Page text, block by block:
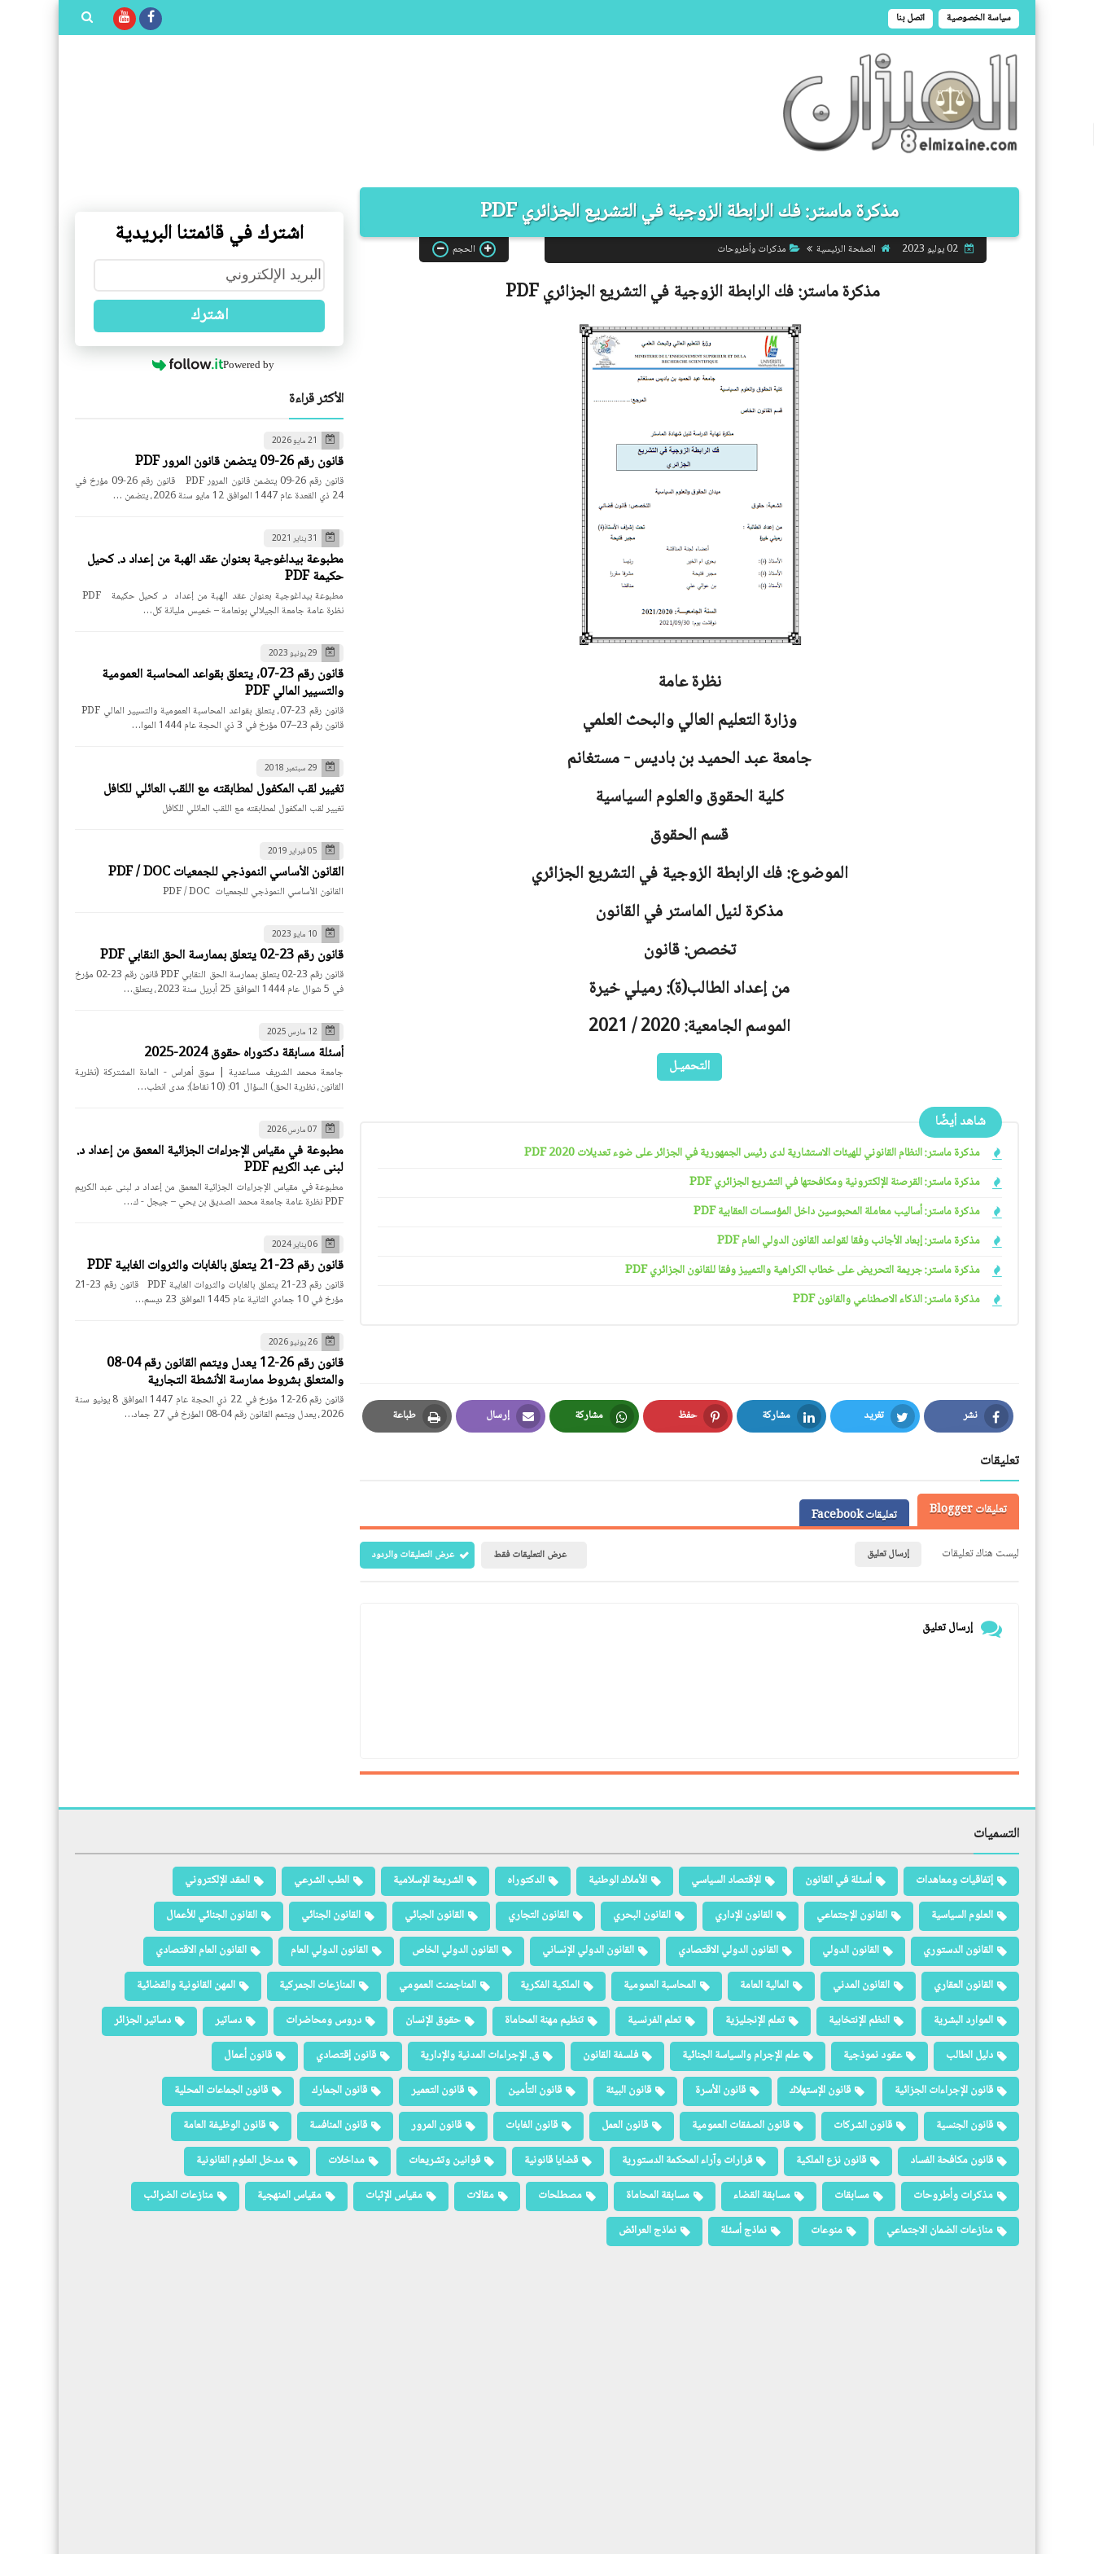
سياسة الخصوصية اتصل بنا
مذكرة ماستر: فك الرابطة الزوجية في التشريع الجزائري PDF
02 يوليو 2023 الصفحة الرئيسية مذكرات وأطروحات الحجم
مذكرة ماستر:فك الرابطة الزوجية في التشريع الجزائريPDF
نظرة عامة
وزارة التعليم العالي والبحث العلمي
جامعةعبد الحميد بن باديس - مستغانم
كلية الحقوق والعلوم السياسية
قسم الحقوق
الموضوع: فك الرابطة الزوجية في التشريع الجزائري
مذكرة لنيل الماستر في القانون
تخصص: قانون
من إعداد الطالب(ة): رميلي خيرة
الموسم الجامعية: 2020 / 2021
التحميـل
شاهد أيضًا
مذكرة ماستر: النظام القانوني للهيئات الاستشارية لدى رئيس الجمهورية في الجزائر على ضوء تعديلات 2020 PDF
مذكرة ماستر: القرصنة الإلكترونية ومكافحتها في التشريع الجزائري PDF
مذكرة ماستر: أساليب معاملة المحبوسين داخل المؤسسات العقابية PDF
مذكرة ماستر: إبعاد الأجانب وفقا لقواعد القانون الدولي العام PDF
مذكرة ماستر: جريمة التحريض على خطاب الكراهية والتمييز وفقا للقانون الجزائري PDF
مذكرة ماستر: الذكاء الاصطناعي والقانون PDF
نشر
Facebook
تغريد
Twitter
مشاركة
LinkedIn
حفظ
Pinterest
مشاركة
Whatsapp
إرسال
Email
طباعة
Print
تعليقات
تعليقات Blogger
تعليقات Facebook
ليست هناك تعليقات
إرسال تعليق عرض التعليقات فقط عرض التعليقات والردود
إرسال تعليق
اشترك في قائمتنا البريدية
اشترك
Powered by
الأكثر قراءة
21 مايو 2026
قانون رقم 26-09 يتضمن قانون المرور PDF
قانون رقم 26-09 يتضمن قانون المرور PDF قانون رقم 26-09 مؤرخ في
24 ذي القعدة عام 1447 الموافق 12 مايو سنة 2026، يتضمن …
31 يناير 2021
مطبوعة بيداغوجية بعنوان عقد الهبة من إعداد د. كحيل
حكيمة PDF
نظرة عامة جامعة الجيلالي بونعامة – خميس مليانة كل…
29 يونيو 2023
قانون رقم 23-07، يتعلق بقواعد المحاسبة العمومية
والتسيير المالي PDF
قانون رقم 23–07 مؤرخ في 3 ذي الحجة عام 1444 الموا…
29 سبتمبر 2018
تغيير لقب المكفول لمطابقته مع اللقب العائلي للكافل
تغيير لقب المكفول لمطابقته مع اللقب العائلي للكافل
05 فبراير 2019
القانون الأساسي النموذجي للجمعيات PDF / DOC
القانون الأساسي النموذجي للجمعيات PDF / DOC
10 مايو 2023
قانون رقم 23-02 يتعلق بممارسة الحق النقابي PDF
قانون رقم 23-02 يتعلق بممارسة الحق النقابي PDF قانون رقم 23-02 مؤرخ
في 5 شوال عام 1444 الموافق 25 أبريل سنة 2023، يتعلق…
12 مارس 2025
أسئلة مسابقة دكتوراه حقوق 2024-2025
جامعة محمد الشريف مساعدية | سوق أهراس - المادة المشتركة (نظرية
القانون، نظرية الحق) السؤال 01: (10 نقاط): مدى انطب…
07 مارس 2026
مطبوعة في مقياس الإجراءات الجزائية المعمق من إعداد د.
لبنى عبد الكريم PDF
مطبوعة في مقياس الإجراءات الجزائية المعمق من إعداد د. لبنى عبد الكريم
PDF نظرة عامة جامعة محمد الصديق بن يحي – جيجل - ك…
06 يناير 2024
قانون رقم 23-21 يتعلق بالغابات والثروات الغابية PDF
قانون رقم 23-21 يتعلق بالغابات والثروات الغابية PDF قانون رقم 23-21
مؤرخ في 10 جمادي الثانية عام 1445 الموافق 23 ديسم…
26 يونيو 2026
قانون رقم 26-12 يعدل ويتمم القانون رقم 04-08
والمتعلق بشروط ممارسة الأنشطة التجارية
قانون رقم 26-12 مؤرخ في 22 ذي الحجة عام 1447 الموافق 8 يونيو سنة
2026، يعدل ويتمم القانون رقم 04-08 المؤرخ في 27 جماد…
التسميات
إتفاقيات ومعاهدات أسئلة في القانون الإقتصاد السياسي الأملاك الوطنية الدكتوراه الشريعة الإسلامية الطب الشرعي
العقد الإلكتروني
العلوم السياسية
القانون الإجتماعي القانون الإداري القانون البحري القانون التجاري القانون الجبائي القانون الجنائي
القانون الجنائي للأعمال
القانون الدستوري
القانون الدولي القانون الدولي الاقتصادي القانون الدولي الإنساني القانون الدولي الخاص القانون الدولي العام
القانون العام الاقتصادي
القانون العقاري
القانون المدني المالية العامة المحاسبة العمومية الملكية الفكرية المناجمنت العمومي المنازعات الجمركية
المهن القانونية والقضائية
الموارد البشرية
النظم الإنتخابية تعلم الإنجليزية تعلم الفرنسية تنظيم مهنة المحاماة حقوق الإنسان دروس ومحاضرات دساتير
دساتير الجزائر
دليل الطالب
عقود نموذجية علم الإجرام والسياسة الجنائية فلسفة القانون ق. الإجراءات المدنية والإدارية قانون إقتصادي
قانون أعمال
قانون الإجراءات الجزائية
قانون الإستهلاك قانون الأسرة قانون البيئة قانون التأمين قانون التعمير قانون الجمارك
قانون الجماعات المحلية
قانون الجنسية
قانون الشركات قانون الصفقات العمومية قانون العمل قانون الغابات قانون المرور قانون المنافسة
قانون الوظيفة العامة
قانون مكافحة الفساد
قانون نزع الملكية قرارات وآراء المحكمة الدستورية قضايا قانونية قوانين وتشريعات مداخلات
مدخل العلوم القانونية
مذكرات وأطروحات
مسابقات مسابقة القضاء مسابقة المحاماة مصطلحات مقالات مقياس الإثبات مقياس المنهجية
منازعات الضرائب
منازعات الضمان الاجتماعي
منوعات نماذج أسئلة نماذج العرائض